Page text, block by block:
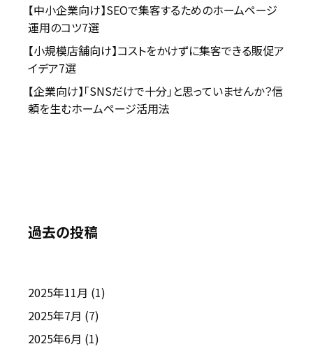
【中小企業向け】SEOで集客するためのホームページ
運用のコツ7選
【小規模店舗向け】コストをかけずに集客できる販促ア
イデア7選
【企業向け】「SNSだけで十分」と思っていませんか？信
頼を生むホームページ活用法
過去の投稿
2025年11月 (1)
2025年7月 (7)
2025年6月 (1)